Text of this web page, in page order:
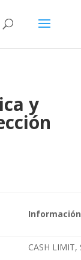
y
CASH LIMIT,